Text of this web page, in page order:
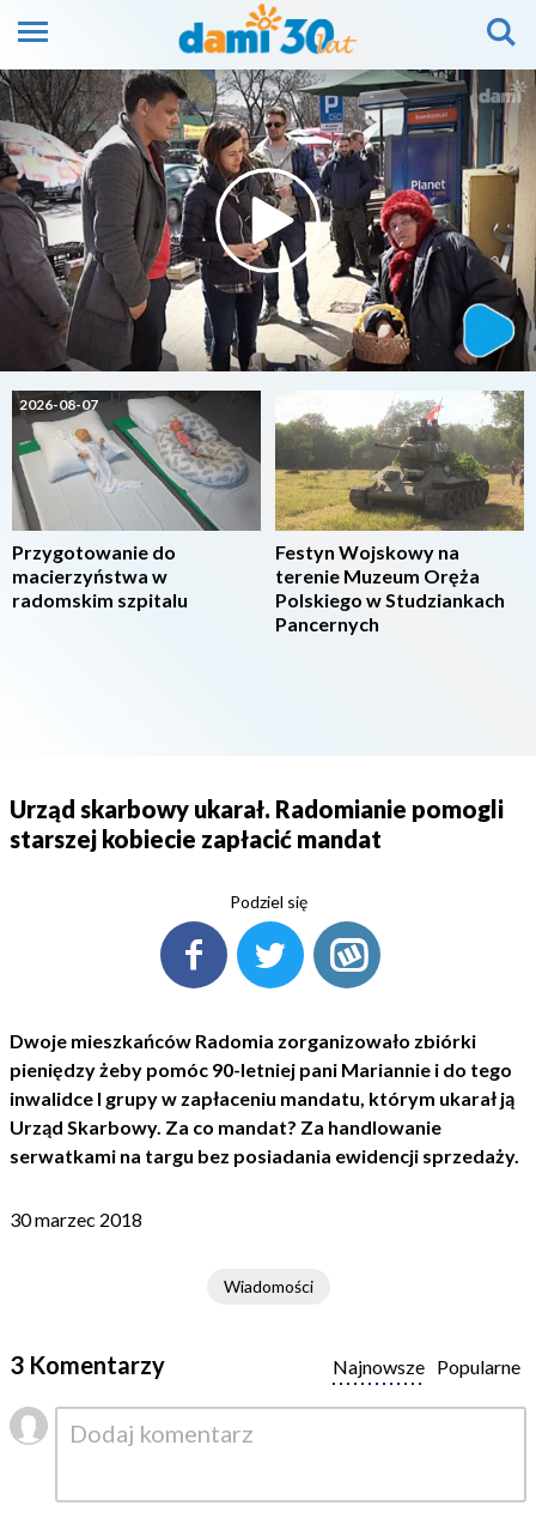
2026-08-07
Przygotowanie do
macierzyństwa w
radomskim szpitalu
Festyn Wojskowy na
terenie Muzeum Oręża
Polskiego w Studziankach
Pancernych
Urząd skarbowy ukarał. Radomianie pomogli
starszej kobiecie zapłacić mandat
Podziel się
Dwoje mieszkańców Radomia zorganizowało zbiórki
pieniędzy żeby pomóc 90-letniej pani Mariannie i do tego
inwalidce I grupy w zapłaceniu mandatu, którym ukarał ją
Urząd Skarbowy. Za co mandat? Za handlowanie
serwatkami na targu bez posiadania ewidencji sprzedaży.
30 marzec 2018
Wiadomości
3 Komentarzy Popularne
Najnowsze